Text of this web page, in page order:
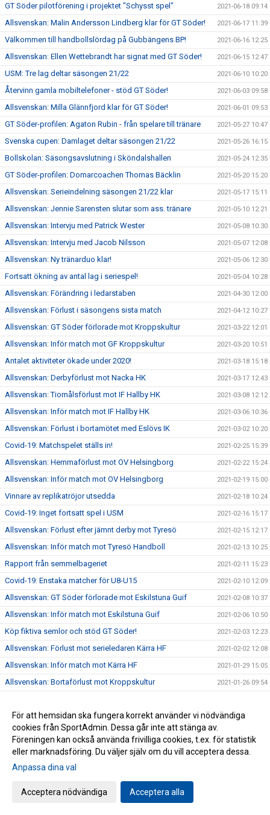
GT Söder pilotförening i projektet "Schysst spel" 2021-06-18 09:14
Allsvenskan: Malin Andersson Lindberg klar för GT Söder! 2021-06-17 11:39
Välkommen till handbollslördag på Gubbängens BP! 2021-06-16 12:25
Allsvenskan: Ellen Wettebrandt har signat med GT Söder! 2021-06-15 12:47
USM: Tre lag deltar säsongen 21/22 2021-06-10 10:20
Återvinn gamla mobiltelefoner - stöd GT Söder! 2021-06-03 09:58
Allsvenskan: Milla Glännfjord klar för GT Söder! 2021-06-01 09:53
GT Söder-profilen: Agaton Rubin - från spelare till tränare 2021-05-27 10:47
Svenska cupen: Damlaget deltar säsongen 21/22 2021-05-26 16:15
Bollskolan: Säsongsavslutning i Sköndalshallen 2021-05-24 12:35
GT Söder-profilen: Domarcoachen Thomas Bäcklin 2021-05-20 15:20
Allsvenskan: Serieindelning säsongen 21/22 klar 2021-05-17 15:11
Allsvenskan: Jennie Sarensten slutar som ass. tränare 2021-05-10 12:21
Allsvenskan: Intervju med Patrick Wester 2021-05-08 10:30
Allsvenskan: Intervju med Jacob Nilsson 2021-05-07 12:08
Allsvenskan: Ny tränarduo klar! 2021-05-06 12:30
Fortsatt ökning av antal lag i seriespel! 2021-05-04 10:28
Allsvenskan: Förändring i ledarstaben 2021-04-30 12:00
Allsvenskan: Förlust i säsongens sista match 2021-04-12 10:27
Allsvenskan: GT Söder förlorade mot Kroppskultur 2021-03-22 12:01
Allsvenskan: Inför match mot GF Kroppskultur 2021-03-20 10:51
Antalet aktiviteter ökade under 2020! 2021-03-18 15:18
Allsvenskan: Derbyförlust mot Nacka HK 2021-03-17 12:43
Allsvenskan: Tiomålsförlust mot IF Hallby HK 2021-03-08 12:12
Allsvenskan: Inför match mot IF Hallby HK 2021-03-06 10:36
Allsvenskan: Förlust i bortamötet med Eslövs IK 2021-03-02 10:20
Covid-19: Matchspelet ställs in! 2021-02-25 15:39
Allsvenskan: Hemmaförlust mot OV Helsingborg 2021-02-22 15:24
Allsvenskan: Inför match mot OV Helsingborg 2021-02-19 15:00
Vinnare av replikatröjor utsedda 2021-02-18 10:24
Covid-19: Inget fortsatt spel i USM 2021-02-16 15:17
Allsvenskan: Förlust efter jämnt derby mot Tyresö 2021-02-15 12:17
Allsvenskan: Inför match mot Tyresö Handboll 2021-02-13 10:25
Rapport från semmelbageriet 2021-02-11 15:23
Covid-19: Enstaka matcher för U8-U15 2021-02-10 12:09
Allsvenskan: GT Söder förlorade mot Eskilstuna Guif 2021-02-08 10:37
Allsvenskan: Inför match mot Eskilstuna Guif 2021-02-06 10:50
Köp fiktiva semlor och stöd GT Söder! 2021-02-03 12:23
Allsvenskan: Förlust mot serieledaren Kärra HF 2021-02-02 12:08
Allsvenskan: Inför match mot Kärra HF 2021-01-29 15:05
Allsvenskan: Bortaförlust mot Kroppskultur 2021-01-26 09:54
Covid-19: Inomhusträning för spelare födda 2005 & senare 2021-01-22 12:22
Allsvenskan: Tremålsförlust mot Skånela IF 2021-01-19 10:07
Allsvenskan: Inför match mot Skånela IF 2021-01-16 18:00
BK Söder-fostrade Lucas Pellas i VM!
Covid-19: Uppdatering ang. träning och matcher
Allsvenskan: Bortaförlust mot HK Aranäs
För att hemsidan ska fungera korrekt använder vi nödvändiga
cookies från SportAdmin. Dessa går inte att stänga av.
Föreningen kan också använda frivilliga cookies, t.ex. för statistik
eller marknadsföring. Du väljer själv om du vill acceptera dessa.
Anpassa dina val
Acceptera nödvändiga Acceptera alla